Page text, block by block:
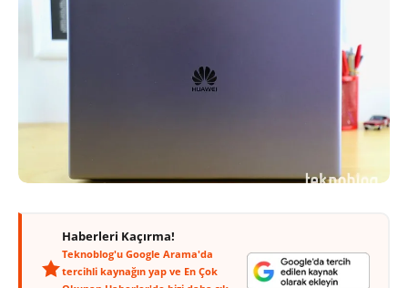
Haberleri Kaçırma!
Teknoblog'u Google Arama'da
tercihli kaynağın yap ve En Çok